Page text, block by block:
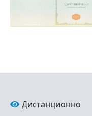
Дистанционно